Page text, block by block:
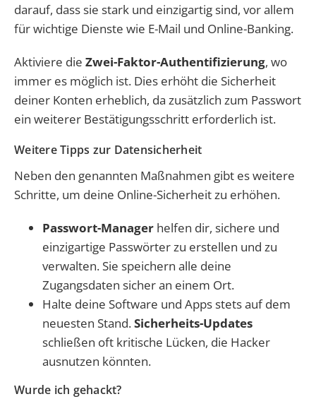
darauf, dass sie stark und einzigartig sind, vor allem
für wichtige Dienste wie E-Mail und Online-Banking.
Aktiviere die Zwei-Faktor-Authentifizierung, wo
immer es möglich ist. Dies erhöht die Sicherheit
deiner Konten erheblich, da zusätzlich zum Passwort
ein weiterer Bestätigungsschritt erforderlich ist.
Weitere Tipps zur Datensicherheit
Neben den genannten Maßnahmen gibt es weitere
Schritte, um deine Online-Sicherheit zu erhöhen.
Passwort-Manager helfen dir, sichere und
einzigartige Passwörter zu erstellen und zu
verwalten. Sie speichern alle deine
Zugangsdaten sicher an einem Ort.
Halte deine Software und Apps stets auf dem
neuesten Stand.Sicherheits-Updates
schließen oft kritische Lücken, die Hacker
ausnutzen könnten.
Wurde ich gehackt?